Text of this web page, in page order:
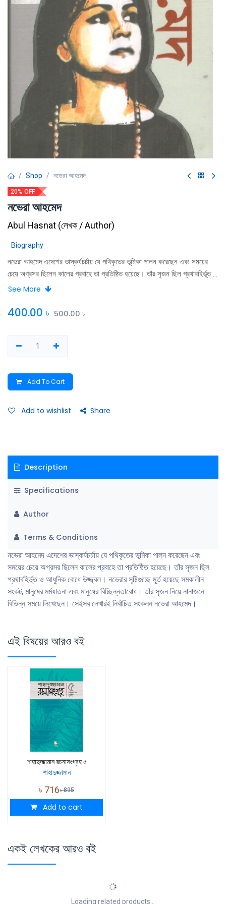
Shop নভেরা আহমেদ
20% OFF
নভেরা আহমেদ
Abul Hasnat (লেখক / Author)
Biography
নভেরা আহমেদ এদেশের ভাস্কর্যচর্চায় যে পথিকৃতের ভূমিকা পালন করেছেন এবং সময়ের
চেয়ে অগ্রসর ছিলেন কালের প্রবাহে তা প্রতিষ্ঠিত হয়েছে। তাঁর সৃজন ছিল প্রথাবহির্ভূত ও
আধুনিক বোধে উজ্জ্বল। নভেরার সৃষ্টিগুচ্ছে মূর্ত হয়েছে সমকালীন সংকট, মানুষের
লিখেছেন। সেইসব লেখারই নির্বাচিত সংকলন নভেরা আহমেদ।
See More
400.00 ৳ 500.00৳
Add To Cart
Add to wishlist Share
Description
Specifications
Author
Terms & Conditions
নভেরা আহমেদ এদেশের ভাস্কর্যচর্চায় যে পথিকৃতের ভূমিকা পালন করেছেন এবং
সময়ের চেয়ে অগ্রসর ছিলেন কালের প্রবাহে তা প্রতিষ্ঠিত হয়েছে। তাঁর সৃজন ছিল
প্রথাবহির্ভূত ও আধুনিক বোধে উজ্জ্বল। নভেরার সৃষ্টিগুচ্ছে মূর্ত হয়েছে সমকালীন
সংকট, মানুষের মর্মযাতনা এবং মানুষের বিচ্ছিন্নতাবোধ। তাঁর সৃজন নিয়ে নানাজনে
বিভিন্ন সময়ে লিখেছেন। সেইসব লেখারই নির্বাচিত সংকলন নভেরা আহমেদ।
এই বিষয়ের আরও বই
শাহাদুজ্জামান রচনাসংগ্রহ ৫
শাহাদুজ্জামান
৳ 716৳895
Add to cart
একই লেখকের আরও বই
Loading related products...